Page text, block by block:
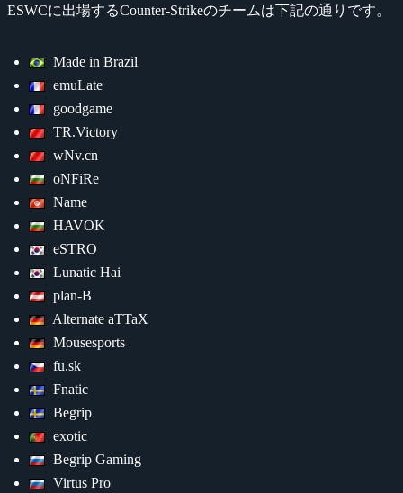
ESWCに出場するCounter-Strikeのチームは下記の通りです。
Made in Brazil
emuLate
goodgame
TR.Victory
wNv.cn
oNFiRe
Name
HAVOK
eSTRO
Lunatic Hai
plan-B
Alternate aTTaX
Mousesports
fu.sk
Fnatic
Begrip
exotic
Begrip Gaming
Virtus Pro